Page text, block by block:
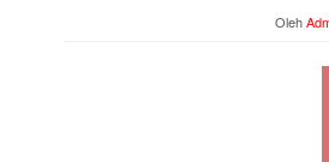
Oleh